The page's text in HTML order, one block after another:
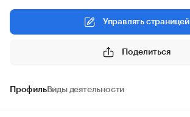
Управлять страницей
Поделиться
ПрофильВиды деятельности